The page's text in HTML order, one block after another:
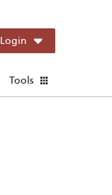
Login
Tools